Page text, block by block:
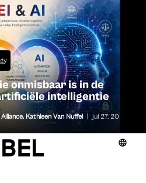
onmisbaar is in de
intelligentie
, Kathleen Van Nuffel jul 27, 2026